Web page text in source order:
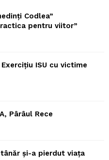
Codlea”
pentru viitor”
ISU cu victime
Pârâul Rece
și-a pierdut viața